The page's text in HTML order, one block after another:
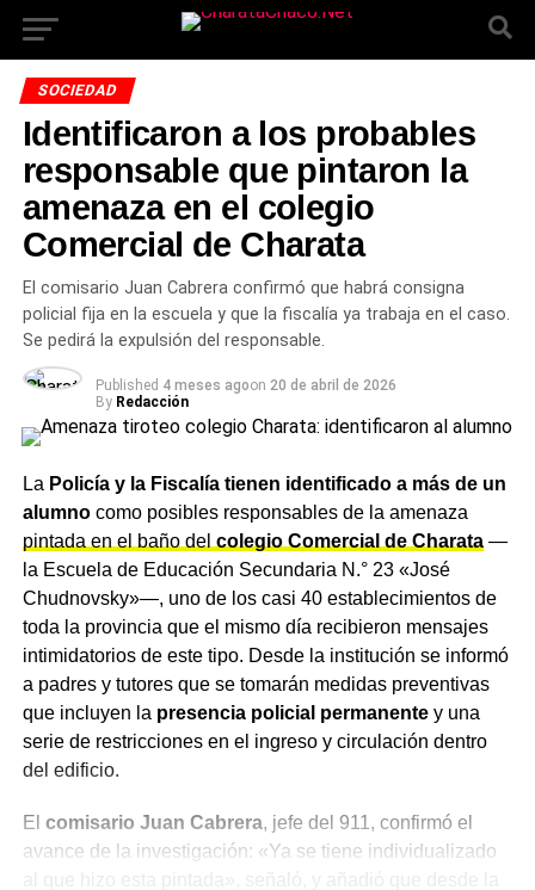
SOCIEDAD
Identificaron a los probables
responsable que pintaron la
amenaza en el colegio
Comercial de Charata
El comisario Juan Cabrera confirmó que habrá consigna
policial fija en la escuela y que la fiscalía ya trabaja en el caso.
Se pedirá la expulsión del responsable.
Published 4 meses agoon 20 de abril de 2026
By Redacción
La Policía y la Fiscalía tienen identificado a más de un
alumnocomo posibles responsables de la amenaza
pintada en el baño del colegio Comercial de Charata—
la Escuela de Educación Secundaria N.° 23 «José
Chudnovsky»—, uno de los casi 40 establecimientos de
toda la provincia que el mismo día recibieron mensajes
intimidatorios de este tipo. Desde la institución se informó
a padres y tutores que se tomarán medidas preventivas
que incluyen la presencia policial permanentey una
serie de restricciones en el ingreso y circulación dentro
del edificio.
El comisario Juan Cabrera, jefe del 911, confirmó el
avance de la investigación: «Ya se tiene individualizado